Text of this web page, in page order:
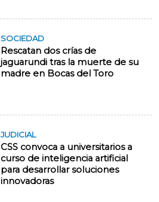
SOCIEDAD
Rescatan dos crías de
jaguarundi tras la muerte de su
madre en Bocas del Toro
JUDICIAL
CSS convoca a universitarios a
curso de inteligencia artificial
para desarrollar soluciones
innovadoras